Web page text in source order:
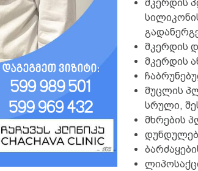
მკერდის
მკერდის
მკერდის
მუცლის
სრული,
მხრების